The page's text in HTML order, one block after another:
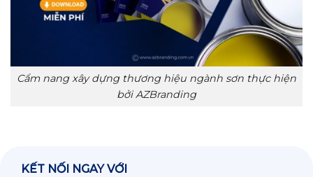
Cẩm nang xây dựng thương hiệu ngành sơn thực hiện
bởi AZBranding
KẾT NỐI NGAY VỚI